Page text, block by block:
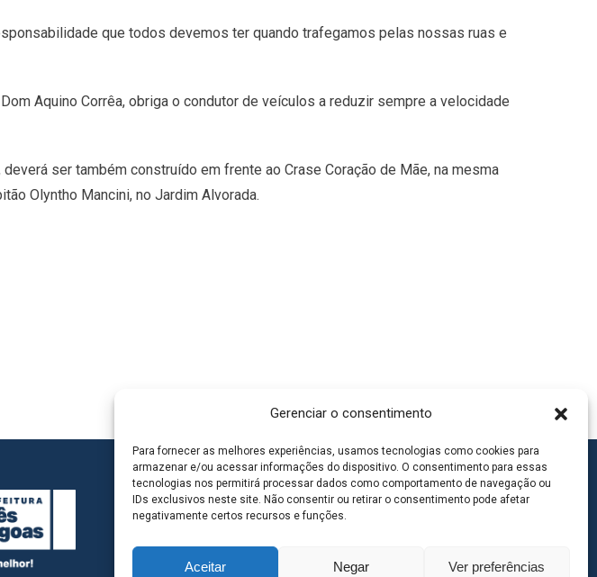
Gerenciar o consentimento
Para fornecer as melhores experiências, usamos tecnologias como cookies para
armazenar e/ou acessar informações do dispositivo. O consentimento para essas
tecnologias nos permitirá processar dados como comportamento de navegação ou
IDs exclusivos neste site. Não consentir ou retirar o consentimento pode afetar
negativamente certos recursos e funções.
Aceitar Negar Ver preferências
que todos devemos ter quando trafegamos pelas nossas ruas e
Aquino Corrêa, obriga o condutor de veículos a reduzir sempre a velocidade
ser também construído em frente ao Crase Coração de Mãe, na mesma
Olyntho Mancini, no Jardim Alvorada.